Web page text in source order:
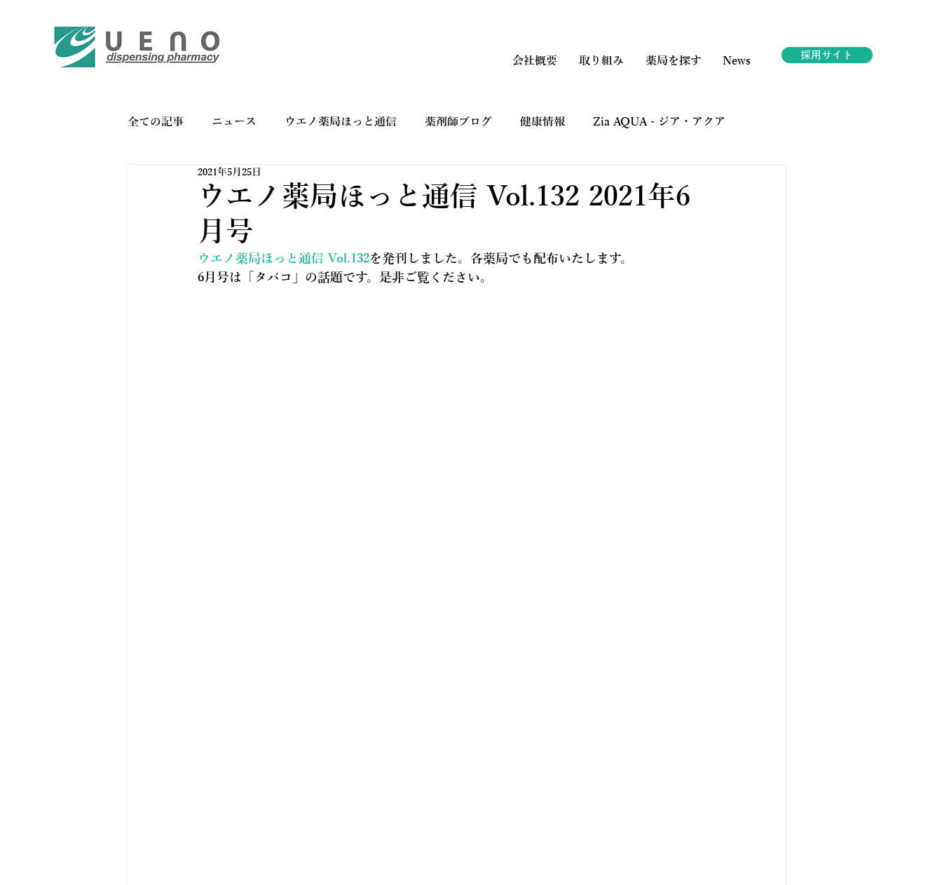
会社概要 取り組み 薬局を探す News 採用サイト
全ての記事 ニュース ウエノ薬局ほっと通信 薬剤師ブログ 健康情報 Zia AQUA - ジア・アクア
バイオリンク お薬手帳の上手なつかい方
ウエノ薬局ほっと通信 Vol.132 2021年6
月号
2021年5月25日
ウエノ薬局ほっと通信 Vol.132を発刊しました。各薬局でも配布いたします。
6月号は「タバコ」の話題です。是非ご覧ください。